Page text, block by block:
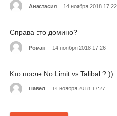
Анастасия 14 ноября 2018 17:22
Справа это домино?
Роман 14 ноября 2018 17:26
Кто после No Limit vs Talibal ? ))
Павел 14 ноября 2018 17:27